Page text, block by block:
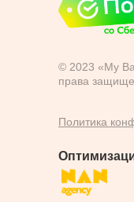
Политика
© 2023 «My
права